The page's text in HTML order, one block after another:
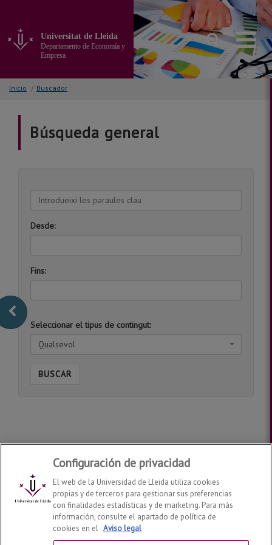
contenido
principal
página
Universitat de Lleida
Departamento de Economía y
Empresa
Inicio / Buscador
Búsqueda general
Introdueixi
les
paraules
clau
Desde:
Fins:
Seleccionar el tipus de contingut:
Qualsevol
BUSCAR
Departamento de Economía y Empresa
Configuración de privacidad
El web de la Universidad de Lleida utiliza cookies
propias y de terceros para gestionar sus preferencias
con finalidades estadísticas y de marketing. Para más
información, consulte el apartado de política de
cookies en el Aviso legal